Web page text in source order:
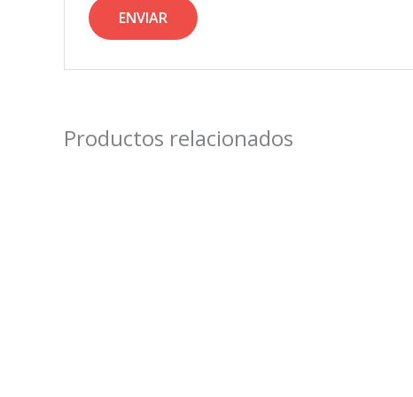
Productos relacionados